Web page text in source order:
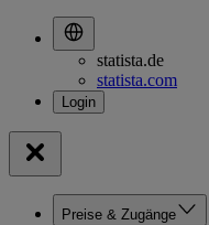
statista.de
statista.com
Preise & Zugänge